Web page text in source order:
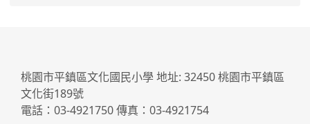
桃園市平鎮區文化國民小學 地址: 32450 桃園市平鎮區
文化街189號
電話：03-4921750 傳真：03-4921754